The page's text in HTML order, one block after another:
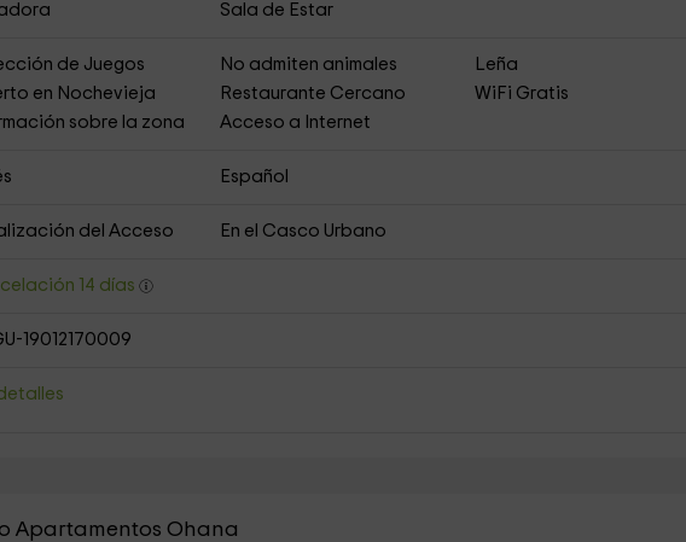
Sala de Estar
de Juegos No admiten animales
Leña
en Nochevieja
Restaurante Cercano
WiFi Gratis
sobre la zona
Acceso a Internet
Español
del Acceso En el Casco Urbano
14 días
19012170009
Apartamentos Ohana